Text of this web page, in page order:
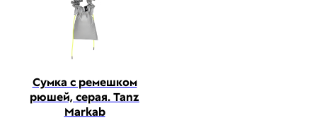
Сумка с ремешком
рюшей, серая. Tanz
Markab